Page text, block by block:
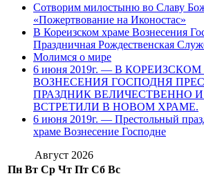
Сотворим милостыню во Славу
«Пожертвование на Иконостас»
В Кореизском храме Вознесения
Праздничная Рождественская
Молимся о мире
6 июня 2019г. — В
ВОЗНЕСЕНИЯ ГОСПОДНЯ
ПРАЗДНИК ВЕЛИЧЕСТВЕННО
ВСТРЕТИЛИ В НОВОМ ХРАМЕ.
6 июня 2019г. — Престольный
храме Вознесение Господне
Август 2026
Пн Вт Ср Чт Пт Сб Вс